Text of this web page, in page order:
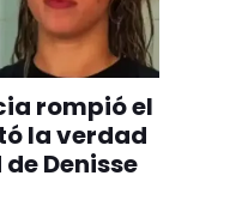
rompió el
la verdad
Denisse